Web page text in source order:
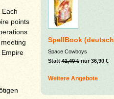
points
SpellBook
Space Cowboys
Statt41,40 €nur 36,90 €
Weitere Angebote